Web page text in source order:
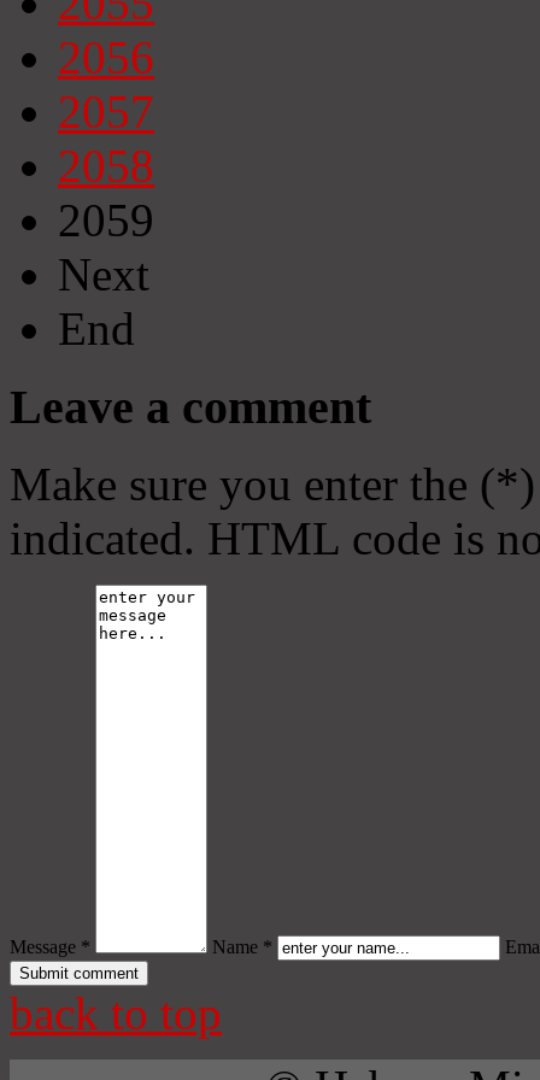
2056
2057
2058
2059
Next
End
Leave a comment
Make sure you enter the
indicated. HTML code is
Message * Name *
back to top